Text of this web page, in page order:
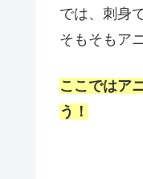
では、刺身
そもそもア
ここではア
う！